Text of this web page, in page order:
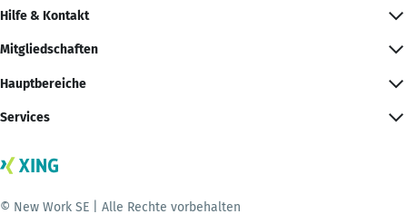
Hilfe & Kontakt
Mitgliedschaften
Hauptbereiche
Services
© New Work SE | Alle Rechte vorbehalten